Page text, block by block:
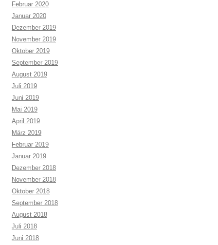
Februar 2020
Januar 2020
Dezember 2019
November 2019
Oktober 2019
September 2019
August 2019
Juli 2019
Juni 2019
Mai 2019
April 2019
März 2019
Februar 2019
Januar 2019
Dezember 2018
November 2018
Oktober 2018
September 2018
August 2018
Juli 2018
Juni 2018